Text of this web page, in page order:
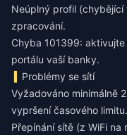
Neúplný profil (chybějící
zpracování.
Chyba 101399:
portálu vaší banky.
Problémy se sítí
Vyžadováno minimálně
vypršení časového
Přepínání sítě (z WiFi